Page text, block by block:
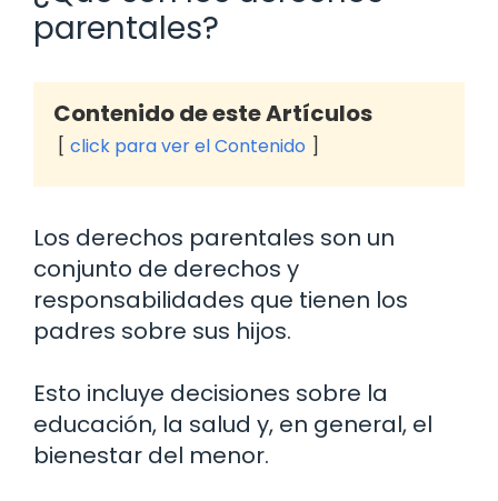
parentales?
Contenido de este Artículos
click para ver el Contenido
Los derechos parentales son un
conjunto de derechos y
responsabilidades que tienen los
padres sobre sus hijos.
Esto incluye decisiones sobre la
educación, la salud y, en general, el
bienestar del menor.